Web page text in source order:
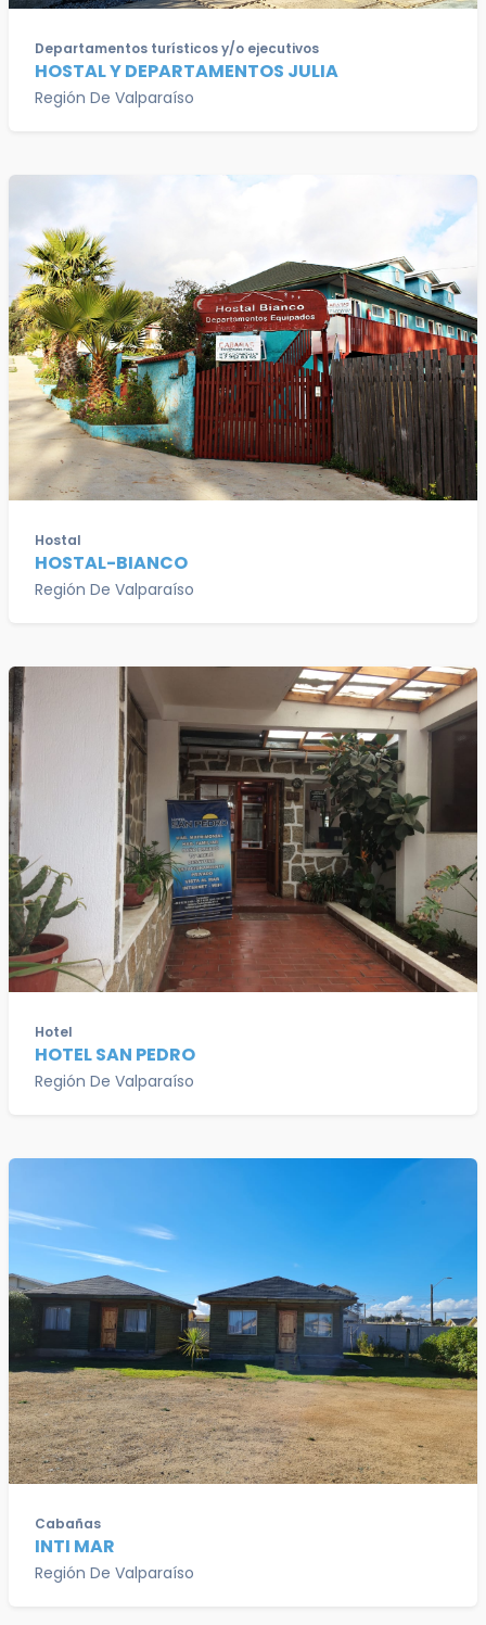
Departamentos turísticos y/o ejecutivos
HOSTAL Y DEPARTAMENTOS JULIA
Región De Valparaíso
Hostal
HOSTAL-BIANCO
Región De Valparaíso
Hotel
HOTEL SAN PEDRO
Región De Valparaíso
Cabañas
INTI MAR
Región De Valparaíso